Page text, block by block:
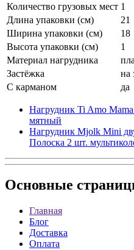
Количество грузовых мест 1
Длина упаковки (см)
21
Ширина упаковки (см)
18
Высота упаковки (см)
1
Материал нагрудника
Застёжка
на
С карманом
да
Нагрудник Ti Amo
мятный
Нагрудник Mjolk Mini
Полоска 2 шт.
Основные
Главная
Блог
Доставка
Оплата